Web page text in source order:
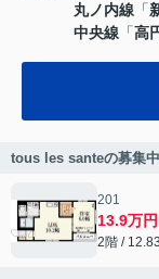
丸ノ内線 「
中央線 「高
tous les santeの募集
201
13.9万円
2階 /